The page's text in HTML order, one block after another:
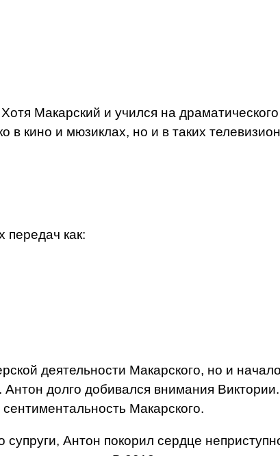
Макарский и учился на
кино и мюзиклах, но и в таких
передач как:
деятельности Макарского, но и
долго добивался внимания
Макарского.
Антон покорил сердце